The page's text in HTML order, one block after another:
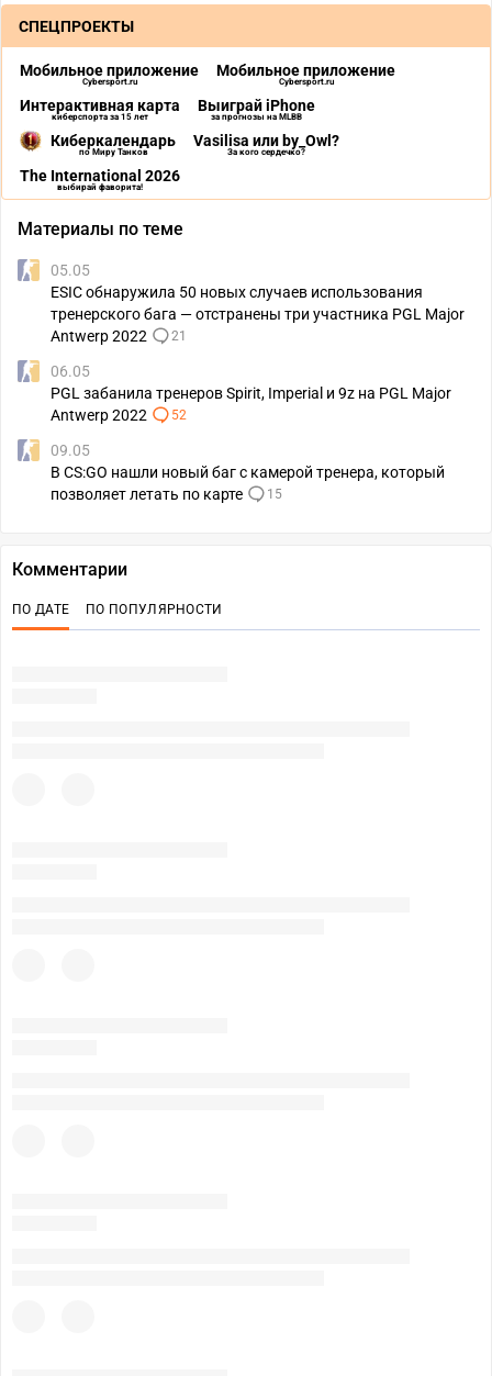
СПЕЦПРОЕКТЫ
Мобильное приложение
Cybersport.ru
Мобильное приложение
Cybersport.ru
Интерактивная карта
киберспорта за 15 лет
Выиграй iPhone
за прогнозы на MLBB
Киберкалендарь
по Миру Танков
Vasilisa или by_Owl?
За кого сердечко?
The International 2026
выбирай фаворита!
Материалы по теме
05.05
ESIC обнаружила 50 новых случаев использования
тренерского бага — отстранены три участника PGL Major
Antwerp 2022
21
06.05
PGL забанила тренеров Spirit, Imperial и 9z на PGL Major
Antwerp 2022
52
09.05
В CS:GO нашли новый баг с камерой тренера, который
позволяет летать по карте
15
Комментарии
ПО ДАТЕ ПО ПОПУЛЯРНОСТИ